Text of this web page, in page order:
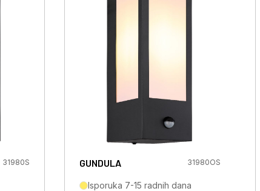
31980S GUNDULA 31980OS
Isporuka 7-15 radnih dana